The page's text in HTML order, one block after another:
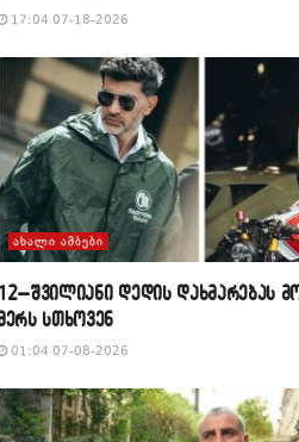
17:04 07-18-2026
ᲐᲮᲐᲚᲘ ᲐᲛᲑᲔᲑᲘ
12–შვილიანი დედის დახმარებას
სთხოვენ
01:04 07-08-2026